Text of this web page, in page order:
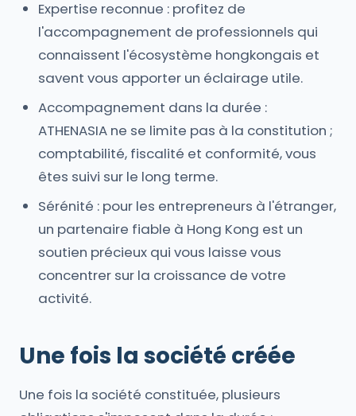
Expertise reconnue : profitez de
l'accompagnement de professionnels qui
connaissent l'écosystème hongkongais et
savent vous apporter un éclairage utile.
Accompagnement dans la durée :
ATHENASIA ne se limite pas à la constitution ;
comptabilité, fiscalité et conformité, vous
êtes suivi sur le long terme.
Sérénité : pour les entrepreneurs à l'étranger,
un partenaire fiable à Hong Kong est un
soutien précieux qui vous laisse vous
concentrer sur la croissance de votre
activité.
Une fois la société créée
Une fois la société constituée, plusieurs